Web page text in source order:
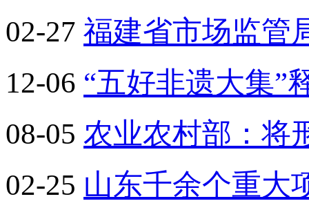
02-27 福建省市场监管
12-06 “五好非遗大集”
08-05 农业农村部：将
02-25 山东千余个重大